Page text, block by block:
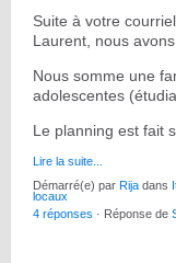
Suite à votre
Laurent, nous
Nous somme une
adolescentes
Le planning est fait
Lire la suite...
Démarré(e) par Rija dans
locaux
4 réponses · Réponse de